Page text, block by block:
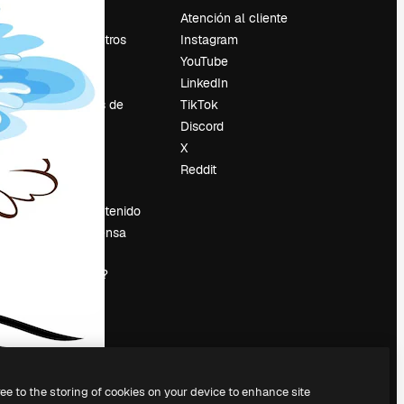
Sobre nosotros
Reviews
Empleo
Tendencias de
Eventos
Slidesgo
Vender contenido
Sala de prensa
magnific.ai?
Atención al cliente
Instagram
YouTube
LinkedIn
TikTok
Discord
X
Reddit
to the storing of cookies on your device to enhance site